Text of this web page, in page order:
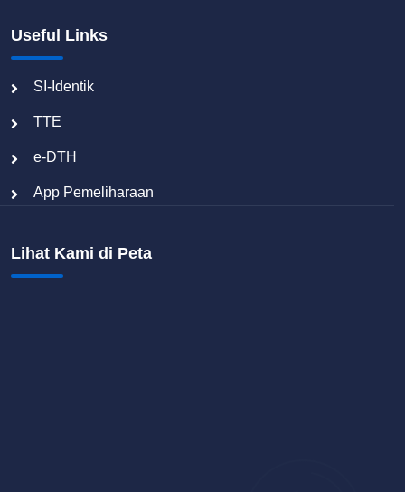
Useful Links
SI-Identik
TTE
e-DTH
App Pemeliharaan
Lihat Kami di Peta